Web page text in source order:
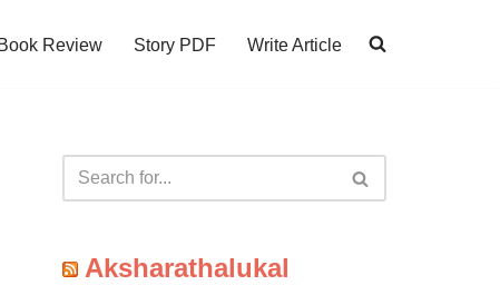
Book Review Story PDF Write Article
Aksharathalukal